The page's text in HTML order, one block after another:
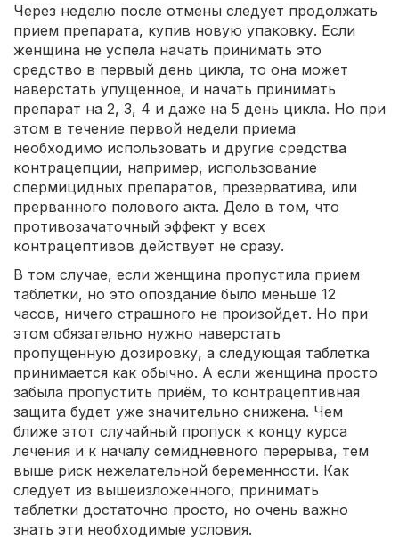
Через неделю после отмены следует продолжать
прием препарата, купив новую упаковку. Если
женщина не успела начать принимать это
средство в первый день цикла, то она может
наверстать упущенное, и начать принимать
препарат на 2, 3, 4 и даже на 5 день цикла. Но при
этом в течение первой недели приема
необходимо использовать и другие средства
контрацепции, например, использование
спермицидных препаратов, презерватива, или
прерванного полового акта. Дело в том, что
противозачаточный эффект у всех
контрацептивов действует не сразу.
В том случае, если женщина пропустила прием
таблетки, но это опоздание было меньше 12
часов, ничего страшного не произойдет. Но при
этом обязательно нужно наверстать
пропущенную дозировку, а следующая таблетка
принимается как обычно. А если женщина просто
забыла пропустить приём, то контрацептивная
защита будет уже значительно снижена. Чем
ближе этот случайный пропуск к концу курса
лечения и к началу семидневного перерыва, тем
выше риск нежелательной беременности. Как
следует из вышеизложенного, принимать
таблетки достаточно просто, но очень важно
знать эти необходимые условия.